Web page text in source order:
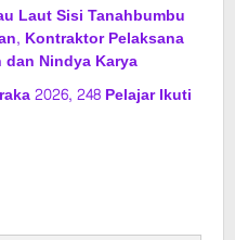
Laut Sisi Tanahbumbu
Kontraktor Pelaksana
dan Nindya Karya
2026, 248 Pelajar Ikuti